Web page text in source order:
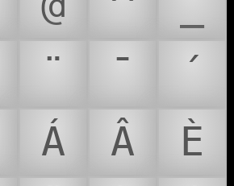
¨ ¯
´
Á Â
È